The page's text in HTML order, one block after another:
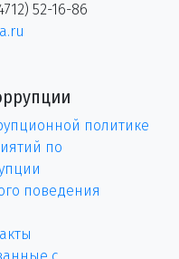
52-16-86
политике
по
поведения